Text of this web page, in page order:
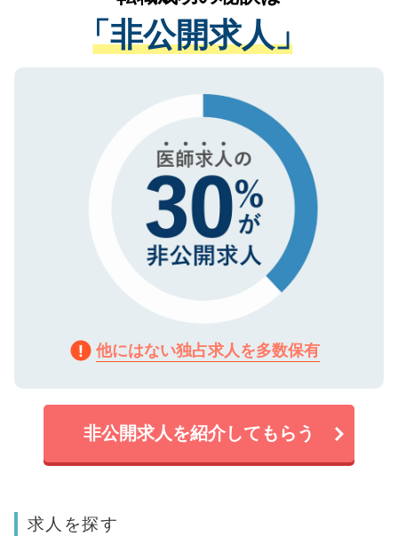
管理基準を満たした事業者のみに付与され
る、プライバシーマークを取得済みです。
で、機密保持に関してもご安心ください。
経験をまじえながら、適切なアドバイスを
させていただきます。すぐにご転職をされ
ない方には、長期的なサポートが可能です
ので、まずはご登録ください。
「非公開求人」
他にはない独占求人を多数保有
非公開求人を紹介してもらう
求人を探す